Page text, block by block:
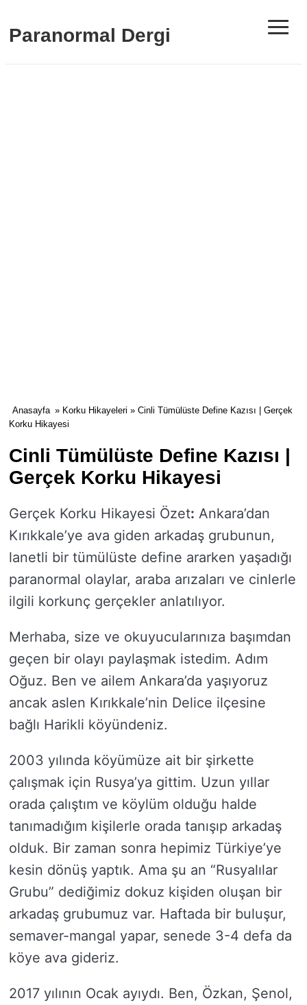
Paranormal Dergi ≡
Anasayfa » Korku Hikayeleri » Cinli Tümülüste Define Kazısı | Gerçek
Korku Hikayesi
Cinli Tümülüste Define Kazısı |
Gerçek Korku Hikayesi
Gerçek Korku Hikayesi Özet: Ankara’dan
Kırıkkale’ye ava giden arkadaş grubunun,
lanetli bir tümülüste define ararken yaşadığı
paranormal olaylar, araba arızaları ve cinlerle
ilgili korkunç gerçekler anlatılıyor.
Merhaba, size ve okuyucularınıza başımdan
geçen bir olayı paylaşmak istedim. Adım
Oğuz. Ben ve ailem Ankara’da yaşıyoruz
ancak aslen Kırıkkale’nin Delice ilçesine
bağlı Harikli köyündeniz.
2003 yılında köyümüze ait bir şirkette
çalışmak için Rusya’ya gittim. Uzun yıllar
orada çalıştım ve köylüm olduğu halde
tanımadığım kişilerle orada tanışıp arkadaş
olduk. Bir zaman sonra hepimiz Türkiye’ye
kesin dönüş yaptık. Ama şu an “Rusyalılar
Grubu” dediğimiz dokuz kişiden oluşan bir
arkadaş grubumuz var. Haftada bir buluşur,
semaver-mangal yapar, senede 3-4 defa da
köye ava gideriz.
2017 yılının Ocak ayıydı. Ben, Özkan, Şenol,